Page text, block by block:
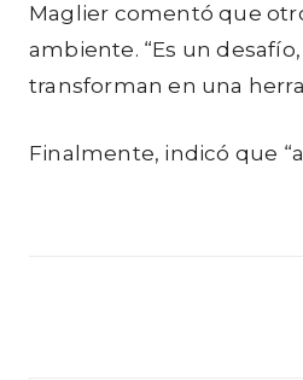
Maglier comentó que
ambiente. “Es un
transforman en una
Finalmente, indicó que